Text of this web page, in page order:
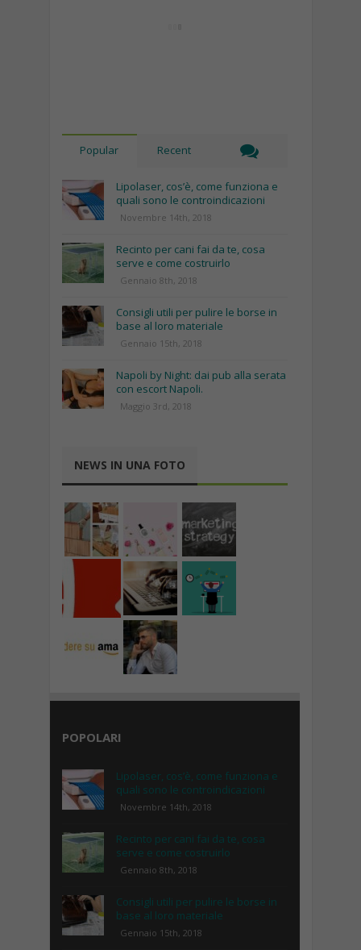
Popular Recent
Lipolaser, cos’è, come funziona e
quali sono le controindicazioni
Novembre 14th, 2018
Recinto per cani fai da te, cosa
serve e come costruirlo
Gennaio 8th, 2018
Consigli utili per pulire le borse in
base al loro materiale
Gennaio 15th, 2018
Napoli by Night: dai pub alla serata
con escort Napoli.
Maggio 3rd, 2018
NEWS IN UNA FOTO
POPOLARI
Lipolaser, cos’è, come funziona e
quali sono le controindicazioni
Novembre 14th, 2018
Recinto per cani fai da te, cosa
serve e come costruirlo
Gennaio 8th, 2018
Consigli utili per pulire le borse in
base al loro materiale
Gennaio 15th, 2018